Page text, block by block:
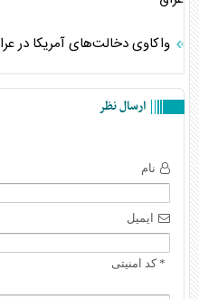
واکاوی دخالت‌های آمریکا در
ارسال نظر
نام
ایمیل
* کد امنیتی